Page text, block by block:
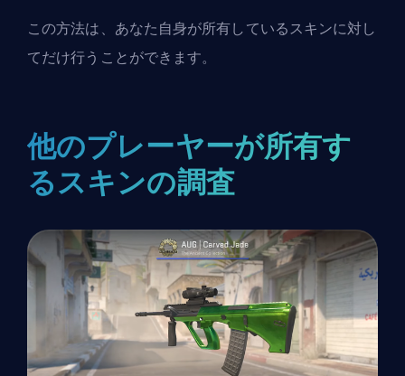
この方法は、あなた自身が所有しているスキンに対し
てだけ行うことができます。
他のプレーヤーが所有す
るスキンの調査